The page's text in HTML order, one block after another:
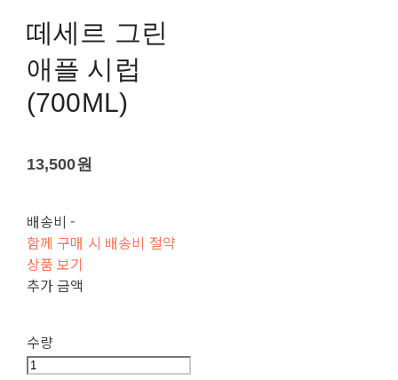
떼세르 그린
애플 시럽
(700ML)
13,500원
배송비-
함께 구매 시 배송비 절약
상품 보기
추가 금액
수량